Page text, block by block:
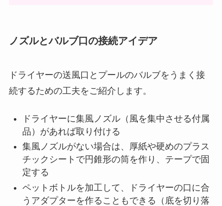
ノズルとバルブ口の接続アイデア
ドライヤーの送風口とプールのバルブをうまく接
続するための工夫をご紹介します。
ドライヤーに集風ノズル（風を集中させる付属
品）があれば取り付ける
集風ノズルがない場合は、厚紙や硬めのプラス
チックシートで円錐形の筒を作り、テープで固
定する
ペットボトルを加工して、ドライヤーの口に合
うアダプターを作ることもできる（底を切り落